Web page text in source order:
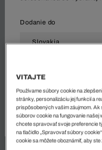
Dodanie do
ZAČAŤ NAKUPOVAŤ
VITAJTE
Používame súbory cookie na
stránky, personalizáciu jej funkcií a
prispôsobených vašim záujmom.
súborov cookie na fungovanie našej
chcete spravovať svoje preferencie
na tlačidlo „Spravovať súbory
cookie sa môžete oboznámiť, aby